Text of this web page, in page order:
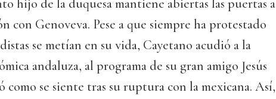
hijo de la duquesa mantiene abiertas las puertas a
con Genoveva. Pese a que siempre ha protestado
se metían en su vida, Cayetano acudió a la
andaluza, al programa de su gran amigo Jesús
se siente tras su ruptura con la mexicana. Así,